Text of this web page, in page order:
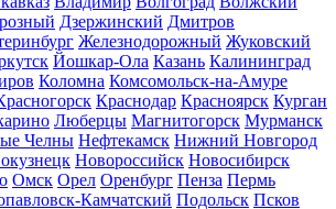
Дзержинский Дмитров
Железнодорожный Жуковский
Йошкар-Ола Казань Калининград
Коломна Комсомольск-на-Амуре
Краснодар Красноярск Курган
Люберцы Магнитогорск Мурманск
Челны Нефтекамск Нижний Новгород
Новороссийск Новосибирск
Омск Орел Оренбург Пенза Пермь
Камчатский Подольск Псков